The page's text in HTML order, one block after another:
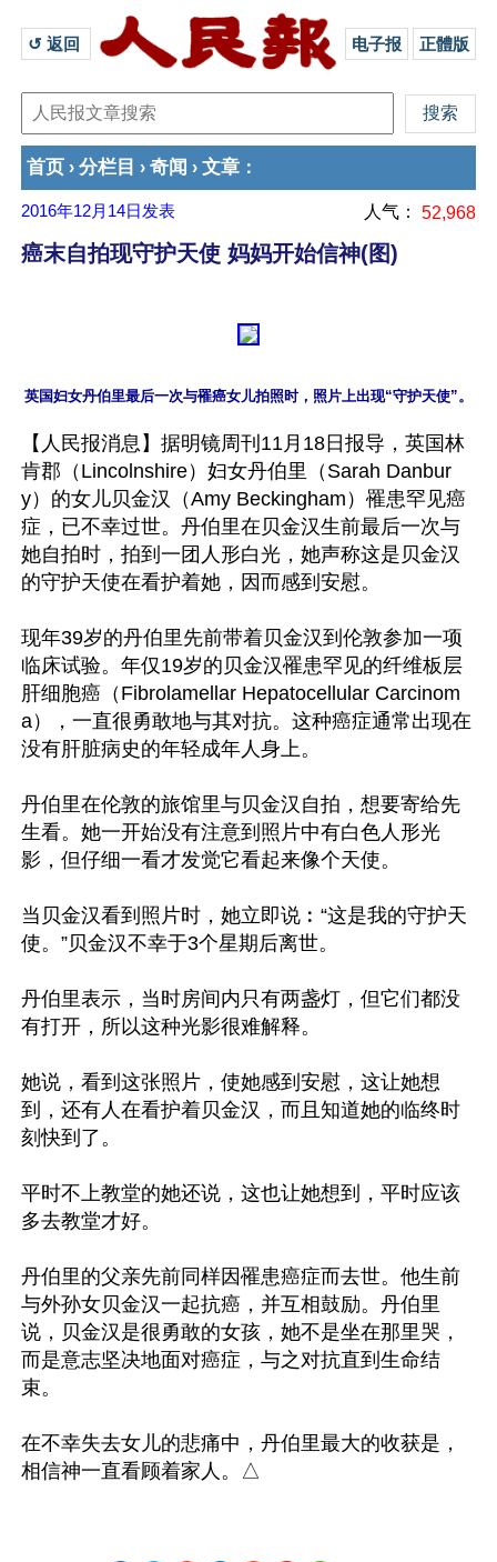
↺ 返回 电子报 正體版
首页 › 分栏目 › 奇闻 › 文章 ：
2016年12月14日 发表 人气： 52,968
癌末自拍现守护天使 妈妈开始信神(图)
【人民报消息】据明镜周刊11月18日报导，英国林
肯郡（Lincolnshire）妇女丹伯里（Sarah Danbur
y）的女儿贝金汉（Amy Beckingham）罹患罕见癌
症，已不幸过世。丹伯里在贝金汉生前最后一次与
她自拍时，拍到一团人形白光，她声称这是贝金汉
的守护天使在看护着她，因而感到安慰。
现年39岁的丹伯里先前带着贝金汉到伦敦参加一项
临床试验。年仅19岁的贝金汉罹患罕见的纤维板层
肝细胞癌（Fibrolamellar Hepatocellular Carcinom
a），一直很勇敢地与其对抗。这种癌症通常出现在
没有肝脏病史的年轻成年人身上。
丹伯里在伦敦的旅馆里与贝金汉自拍，想要寄给先
生看。她一开始没有注意到照片中有白色人形光
影，但仔细一看才发觉它看起来像个天使。
当贝金汉看到照片时，她立即说︰“这是我的守护天
使。”贝金汉不幸于3个星期后离世。
丹伯里表示，当时房间内只有两盏灯，但它们都没
有打开，所以这种光影很难解释。
她说，看到这张照片，使她感到安慰，这让她想
到，还有人在看护着贝金汉，而且知道她的临终时
刻快到了。
平时不上教堂的她还说，这也让她想到，平时应该
多去教堂才好。
丹伯里的父亲先前同样因罹患癌症而去世。他生前
与外孙女贝金汉一起抗癌，并互相鼓励。丹伯里
说，贝金汉是很勇敢的女孩，她不是坐在那里哭，
而是意志坚决地面对癌症，与之对抗直到生命结
束。
在不幸失去女儿的悲痛中，丹伯里最大的收获是，